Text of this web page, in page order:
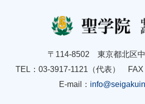
〒114-8502 東京都北区
TEL：03-3917-1121（代表）
E-mail：